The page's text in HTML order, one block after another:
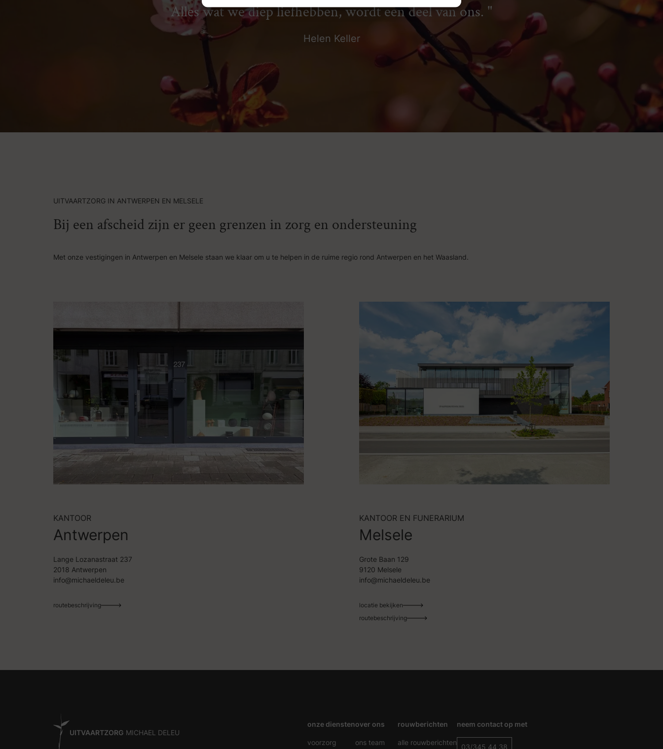
Alles wat we diep liefhebben, wordt een deel van ons.
Helen Keller
UITVAARTZORG IN ANTWERPEN EN MELSELE
Bij een afscheid zijn er geen grenzen in zorg en ondersteuning
Met onze vestigingen in Antwerpen en Melsele staan we klaar om u te helpen in de ruime regio rond Antwerpen en het Waasland.
KANTOOR
Antwerpen
Lange Lozanastraat 237
2018 Antwerpen
info@michaeldeleu.be
routebeschrijving
KANTOOR EN FUNERARIUM
Melsele
Grote Baan 129
9120 Melsele
info@michaeldeleu.be
locatie bekijken
routebeschrijving
UITVAARTZORG MICHAEL DELEU
onze diensten
voorzorg
over ons
ons team
rouwberichten
alle rouwberichten
neem contact op met
03/345 44 38